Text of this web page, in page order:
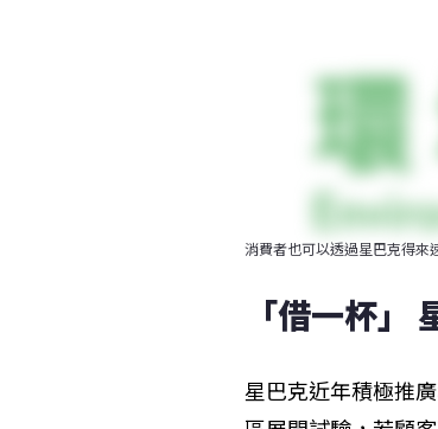
消費者也可以透過星巴克得
「借一杯」
星巴克近年積極推